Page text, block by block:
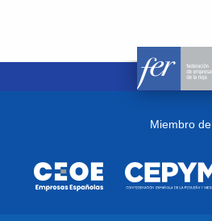
Miembro de